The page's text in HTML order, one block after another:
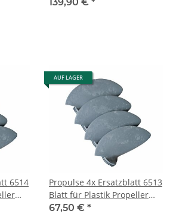
6514
AUF LAGER
Propulse 4x Ersatzblatt 6513
Blatt für Plastik Propeller
6901
67,50 € *